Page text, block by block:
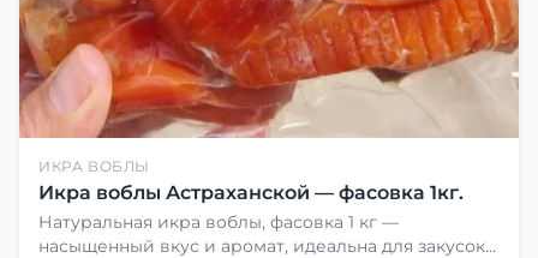
ИКРА ВОБЛЫ
Икра воблы Астраханской — фасовка 1кг.
Натуральная икра воблы, фасовка 1 кг —
насыщенный вкус и аромат, идеальна для закусок